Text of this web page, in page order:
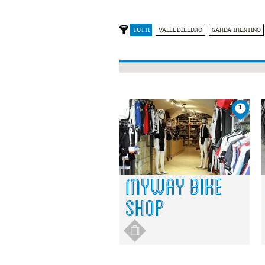
TUTTI VALLE DI LEDRO GARDA TRENTINO
1
MYWAY BIKE
SHOP